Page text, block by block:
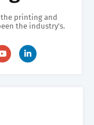
the printing and
the industry's.